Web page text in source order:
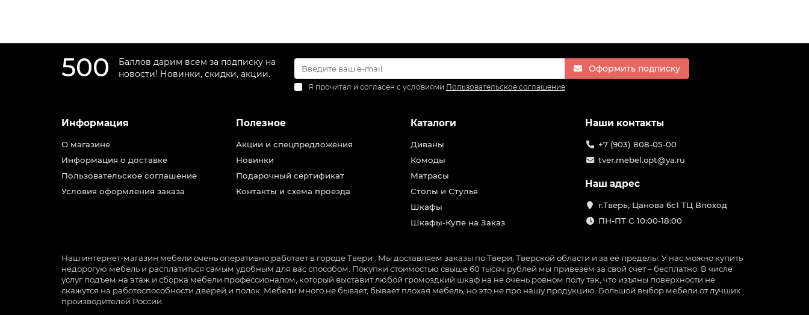
500
Баллов дарим всем за подписку на
новости! Новинки, скидки, акции.
Оформить подписку
Я прочитал и согласен с условиями Пользовательское соглашение
Информация
О магазине
Информация о доставке
Пользовательское соглашение
Условия оформления заказа
Полезное
Акции и спецпредложения
Новинки
Подарочный сертификат
Контакты и схема проезда
Каталоги
Диваны
Комоды
Матрасы
Столы и Стулья
Шкафы
Шкафы-Купе на Заказ
Наши контакты
+7 (903) 808-05-00
tver.mebel.opt@ya.ru
Наш адрес
г.Тверь, Цанова 6с1 ТЦ Впоход
ПН-ПТ С 10:00-18:00
Наш интернет-магазин мебели очень оперативно работает в городе Твери . Мы доставляем заказы по Твери, Тверской области и за её пределы. У нас можно купить
недорогую мебель и расплатиться самым удобным для вас способом. Покупки стоимостью свыше 60 тысяч рублей мы привезем за свой счет – бесплатно. В числе
услуг подъем на этаж и сборка мебели профессионалом, который выставит любой громоздкий шкаф на не очень ровном полу так, что изъяны поверхности не
скажутся на работоспособности дверей и полок. Мебели много не бывает, бывает плохая мебель, но это не про нашу продукцию. Большой выбор мебели от лучших
производителей России.